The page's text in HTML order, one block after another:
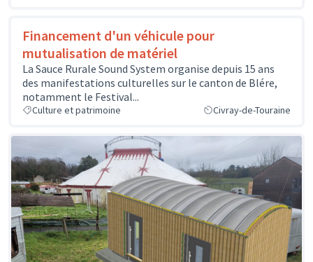
Financement d'un véhicule pour
mutualisation de matériel
La Sauce Rurale Sound System organise depuis 15 ans
des manifestations culturelles sur le canton de Blére,
notamment le Festival...
Culture et patrimoine Civray-de-Touraine